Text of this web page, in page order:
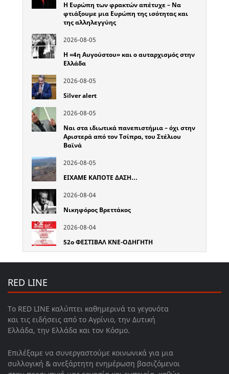
Η Ευρώπη των φρακτών απέτυχε – Να
φτιάξουμε μια Ευρώπη της ισότητας και
της αλληλεγγύης
2026-08-05
Η «4η Αυγούστου» και ο αυταρχισμός στην
Ελλάδα
2026-08-05
Silver alert
2026-08-05
Ναι στα ιδιωτικά πανεπιστήμια – όχι στην
Αριστερά από τον Τσίπρα, του Στέλιου
Βαϊνά
2026-08-05
ΕΙΧΑΜΕ ΚΑΠΟΤΕ ΔΑΣΗ…
2026-08-04
Νικηφόρος Βρεττάκος
2026-08-04
52o ΦΕΣΤΙΒΑΛ ΚΝΕ-ΟΔΗΓΗΤΗ
RED LINE
Το RED LINE καλύπτει καθημερινά τα γεγονότα
και τις ειδήσεις από το Αγρίνιο, την Δυτική
Ελλάδα, την Ελλάδα και τον Κόσμο.
Επιλέξαμε να συνεργαστούμε κοινωνικά για μια
συλλογική & ανεξάρτητη ενημέρωση βασιζόμενοι